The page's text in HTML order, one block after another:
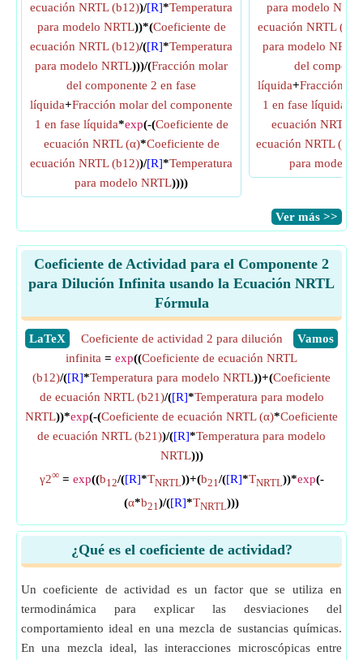
ecuación NRTL (b12))/[R]*Temperatura
para modelo NRTL))*(Coeficiente de
ecuación NRTL (b12)/([R]*Temperatura
para modelo NRTL)))/(Fracción molar
del componente 2 en fase
líquida+Fracción molar del componente
1 en fase líquida*exp(-(Coeficiente de
ecuación NRTL (α)*Coeficiente de
ecuación NRTL (b12))/[R]*Temperatura
para modelo NRTL))))
para modelo NRTL
ecuación NRTL
para modelo NRTL
del
líquida+Fracción
1 en fase líquida
ecuación NRTL
ecuación NRTL
para modelo
​Ver más >>
Coeficiente de Actividad para el Componente 2
para Dilución Infinita usando la Ecuación NRTL
Fórmula
​LaTeX ​Vamos
Coeficiente de actividad 2 para dilución
infinita = exp((Coeficiente de ecuación NRTL
(b12)/([R]*Temperatura para modelo NRTL))+(Coeficiente
de ecuación NRTL (b21)/([R]*Temperatura para modelo
NRTL))*exp(-(Coeficiente de ecuación NRTL (α)*Coeficiente
de ecuación NRTL (b21))/([R]*Temperatura para modelo
NRTL)))
γ2∞= exp((b12/([R]*TNRTL))+(b21/([R]*TNRTL))*exp(-
(α*b21)/([R]*TNRTL)))
¿Qué es el coeficiente de actividad?
Un coeficiente de actividad es un factor que se utiliza en
termodinámica para explicar las desviaciones del
comportamiento ideal en una mezcla de sustancias químicas.
En una mezcla ideal, las interacciones microscópicas entre